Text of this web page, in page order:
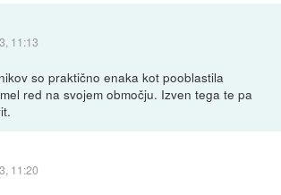
11:13
so praktično enaka kot pooblastila
red na svojem območju. Izven tega te pa
11:20